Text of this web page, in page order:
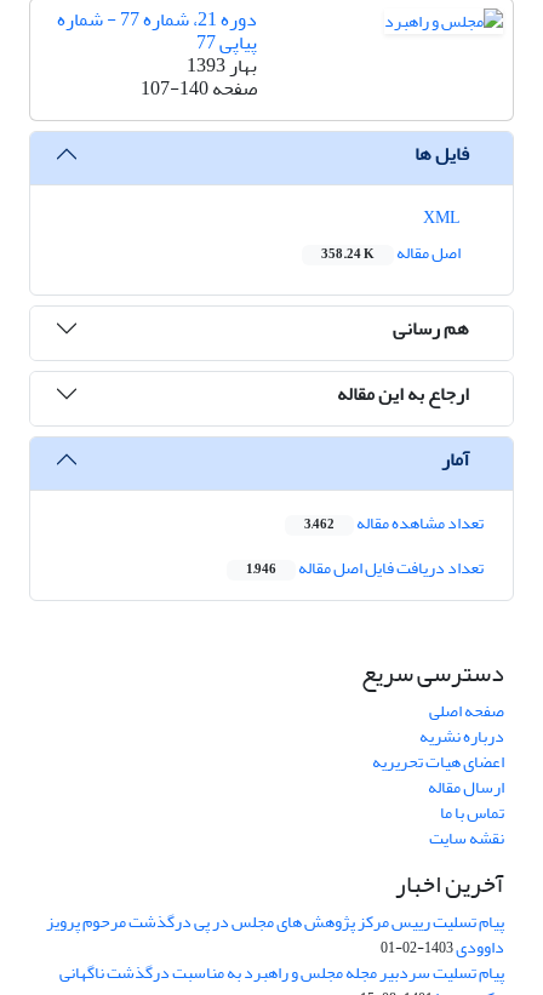
دوره 21، شماره 77 - شماره
پیاپی 77
بهار 1393
صفحه107-140
فایل ها
اصل مقاله
358.24 K
هم رسانی
ارجاع به این مقاله
آمار
تعداد مشاهده مقاله 3,462
تعداد دریافت فایل اصل مقاله 1,946
دسترسی سریع
صفحه اصلی
درباره نشریه
اعضای هیات تحریریه
ارسال مقاله
تماس با ما
نقشه سایت
آخرین اخبار
پیام تسلیت رییس مرکز پژوهش های مجلس در پی درگذشت مرحوم پرویز
داوودی1403-02-01
پیام تسلیت سردبیر مجله مجلس و راهبرد به مناسبت درگذشت ناگهانی